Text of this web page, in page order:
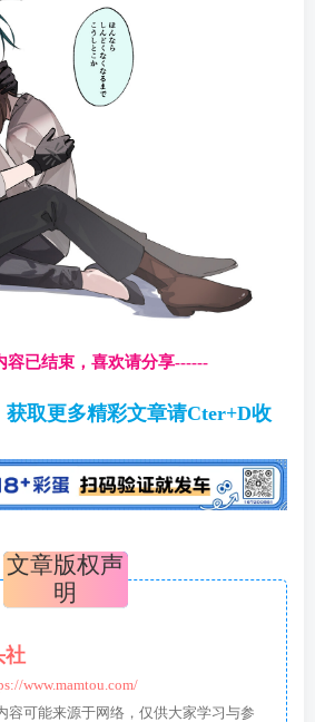
容已结束，喜欢请分享------
取更多精彩文章请Cter+D收
文章版权声
明
社
www.mamtou.com/
容可能来源于网络，仅供大家学习与参